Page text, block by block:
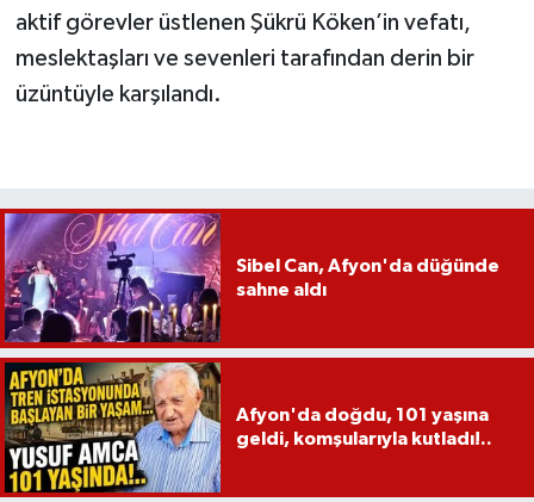
aktif görevler üstlenen Şükrü Köken’in vefatı,
meslektaşları ve sevenleri tarafından derin bir
üzüntüyle karşılandı.
Sibel Can, Afyon'da düğünde
sahne aldı
Afyon'da doğdu, 101 yaşına
geldi, komşularıyla kutladı!..